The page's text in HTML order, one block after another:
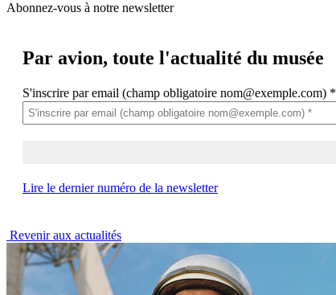
Abonnez-vous à notre newsletter
Par avion, toute l'actualité du musée
S'inscrire par email (champ obligatoire nom@exemple.com) *
Lire le dernier numéro de la newsletter
Revenir aux actualités